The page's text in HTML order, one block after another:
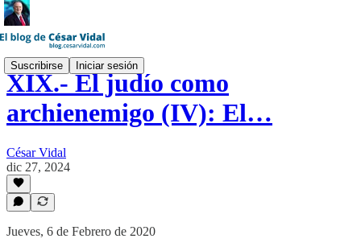
Suscribirse Iniciar sesión
XIX.- El judío como
archienemigo (IV): El…
César Vidal
dic 27, 2024
Jueves, 6 de Febrero de 2020